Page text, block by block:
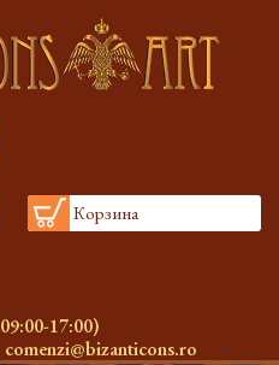
Корзина
17:00)
comenzi@bizanticons.ro